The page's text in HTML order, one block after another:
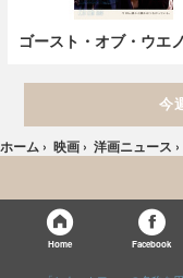
ゴースト・オブ・ウエノ
今
ホーム › 映画 › 洋画ニュース ›
Home Facebook